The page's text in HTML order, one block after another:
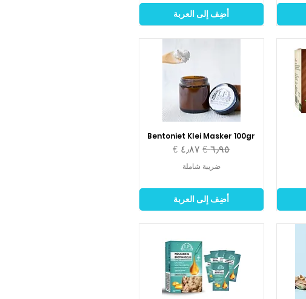
أضِف إلى العربة
Bentoniet Klei Masker 100gr
سعر عادي‏٦٫٩٥ € سعر البيع
ضريبة شاملة
أضِف إلى العربة